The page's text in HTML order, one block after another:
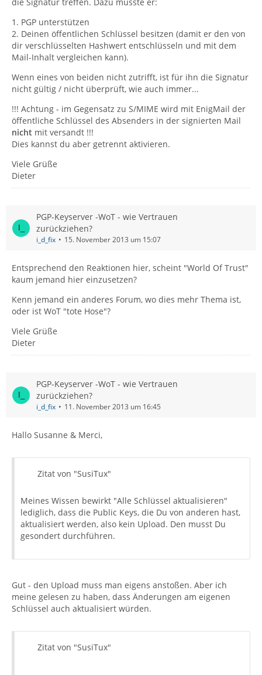
1. PGP unterstützen
2. Deinen öffentlichen Schlüssel besitzen (damit er den von
dir verschlüsselten Hashwert entschlüsseln und mit dem
Mail-Inhalt vergleichen kann).
Wenn eines von beiden nicht zutrifft, ist für ihn die Signatur
nicht gültig / nicht überprüft, wie auch immer...
!!! Achtung - im Gegensatz zu S/MIME wird mit EnigMail der
öffentliche Schlüssel des Absenders in der signierten Mail
nicht mit versandt !!!
Dies kannst du aber getrennt aktivieren.
Viele Grüße
Dieter
PGP-Keyserver -WoT - wie Vertrauen
zurückziehen?
i_d_fix 15. November 2013 um 15:07
Entsprechend den Reaktionen hier, scheint "World Of Trust"
kaum jemand hier einzusetzen?
Kenn jemand ein anderes Forum, wo dies mehr Thema ist,
oder ist WoT "tote Hose"?
Viele Grüße
Dieter
PGP-Keyserver -WoT - wie Vertrauen
zurückziehen?
i_d_fix 11. November 2013 um 16:45
Hallo Susanne & Merci,
Zitat von "SusiTux"
Meines Wissen bewirkt "Alle Schlüssel aktualisieren"
lediglich, dass die Public Keys, die Du von anderen hast,
aktualisiert werden, also kein Upload. Den musst Du
gesondert durchführen.
Gut - den Upload muss man eigens anstoßen. Aber ich
meine gelesen zu haben, dass Änderungen am eigenen
Schlüssel auch aktualisiert würden.
Zitat von "SusiTux"